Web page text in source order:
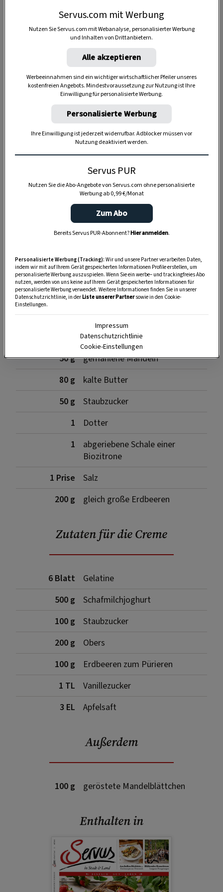
Anzeige
Zutaten
Mehl
50 g
gemahlene Mandeln
80 g
kalte Butter
50 g
Staubzucker
1
Dotter
1
abgeriebene Schale einer
Biozitrone
1 Prise
Salz
200 g
gleich große Erdbeeren
Zutaten für die Creme
6 Blatt
Gelatine
500 g
Schafmilchjoghurt
100 g
Staubzucker
200 g
Obers
100 g
Erdbeeren zum Pürieren
1 TL
Vanillezucker
3 EL
Apfelsaft
Außerdem
100 g geröstete Mandelblättchen
Enthalten in
Servus.com mit Werbung
Nutzen Sie Servus.com mit Webanalyse, personalisierter Werbung
und Inhalten von Drittanbietern.
Alle akzeptieren
Werbeeinnahmen sind ein wichtiger wirtschaftlicher Pfeiler unseres
kostenfreien Angebots. Mindestvoraussetzung zur Nutzung ist Ihre
Einwilligung für personalisierte Werbung.
Personalisierte Werbung
Ihre Einwilligung ist jederzeit widerrufbar. Adblocker müssen vor
Nutzung deaktiviert werden.
Servus PUR
Nutzen Sie die Abo-Angebote von Servus.com ohne personalisierte
Werbung ab 0,99 €/Monat
Zum Abo
Bereits Servus PUR-Abonnent?Hier anmelden.
Personalisierte Werbung (Tracking): Wir und unsere Partner verarbeiten Daten,
indem wir mit auf Ihrem Gerät gespeicherten Informationen Profile erstellen, um
personalisierte Werbung auszuspielen. Wenn Sie ein werbe– und trackingfreies Abo
nutzen, werden von uns keine auf Ihrem Gerät gespeicherten Informationen für
personalisierte Werbung verwendet. Weitere Informationen finden Sie in unserer
Datenschutzrichtlinie, in derListe unserer Partnersowie in den Cookie-
Einstellungen.
Impressum
Datenschutzrichtlinie
Cookie-Einstellungen